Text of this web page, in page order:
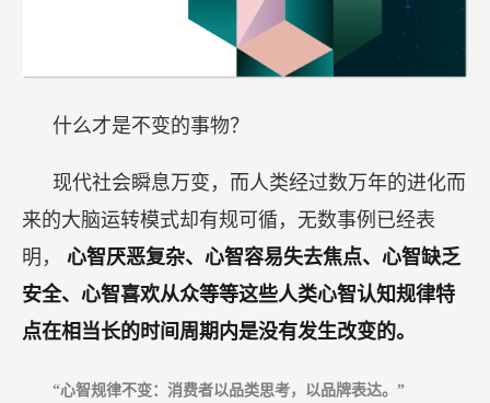
什么才是不变的事物？
现代社会瞬息万变，而人类经过数万年的进化而
来的大脑运转模式却有规可循，无数事例已经表
明， 心智厌恶复杂、心智容易失去焦点、心智缺乏
安全、心智喜欢从众等等这些人类心智认知规律特
点在相当长的时间周期内是没有发生改变的。
“心智规律不变：消费者以品类思考，以品牌表达。”